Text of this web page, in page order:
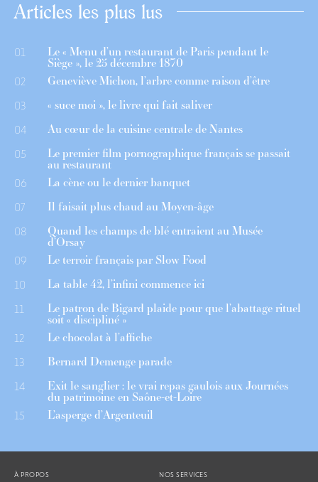
Articles les plus lus
01 Le « Menu d’un restaurant de Paris pendant le
Siège », le 25 décembre 1870
02 Geneviève Michon, l’arbre comme raison d’être
03 « suce moi », le livre qui fait saliver
04 Au cœur de la cuisine centrale de Nantes
05 Le premier film pornographique français se passait
au restaurant
06 La cène ou le dernier banquet
07 Il faisait plus chaud au Moyen-âge
08 Quand les champs de blé entraient au Musée
d’Orsay
09 Le terroir français par Slow Food
10 La table 42, l’infini commence ici
11 Le patron de Bigard plaide pour que l’abattage rituel
soit « discipliné »
12 Le chocolat à l’affiche
13 Bernard Demenge parade
14 Exit le sanglier : le vrai repas gaulois aux Journées
du patrimoine en Saône-et-Loire
15 L’asperge d’Argenteuil
À PROPOS NOS SERVICES